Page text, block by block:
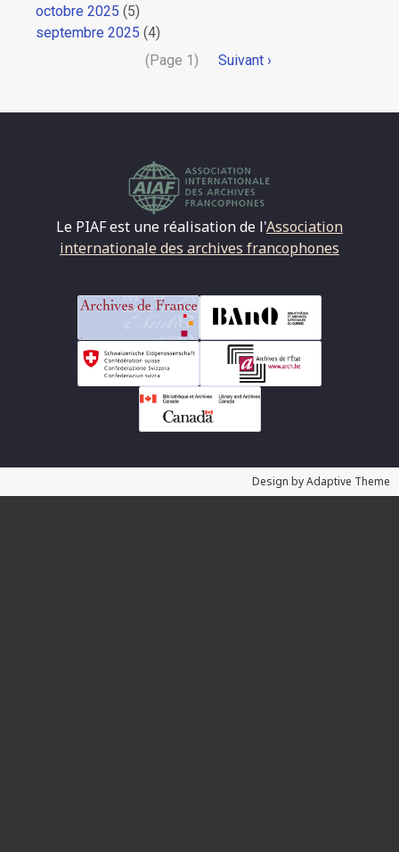
octobre 2025 (5)
septembre 2025 (4)
(Page 1)
Page
Suivant ›
Le PIAF est une réalisation de l'Association
internationale des archives francophones
Design by Adaptive Theme